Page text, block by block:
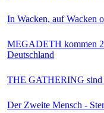
In Wacken, auf Wacken
MEGADETH kommen
Deutschland
THE GATHERING sind
Der Zweite Mensch -